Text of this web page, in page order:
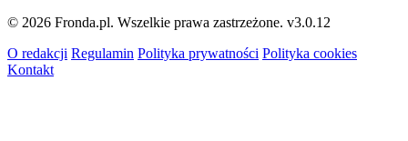
© 2026 Fronda.pl. Wszelkie prawa zastrzeżone. v3.0.12
O redakcji Regulamin Polityka prywatności Polityka cookies
Kontakt